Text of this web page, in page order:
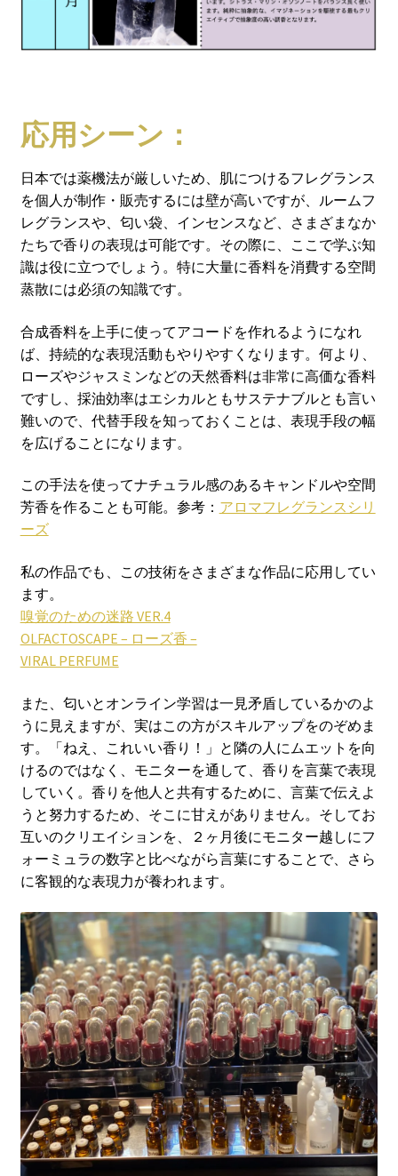
応用シーン：
日本では薬機法が厳しいため、肌につけるフレグランス
を個人が制作・販売するには壁が高いですが、ルームフ
レグランスや、匂い袋、インセンスなど、さまざまなか
たちで香りの表現は可能です。その際に、ここで学ぶ知
識は役に立つでしょう。特に大量に香料を消費する空間
蒸散には必須の知識です。
合成香料を上手に使ってアコードを作れるようになれ
ば、持続的な表現活動もやりやすくなります。何より、
ローズやジャスミンなどの天然香料は非常に高価な香料
ですし、採油効率はエシカルともサステナブルとも言い
難いので、代替手段を知っておくことは、表現手段の幅
を広げることになります。
この手法を使ってナチュラル感のあるキャンドルや空間
芳香を作ることも可能。参考： アロマフレグランスシリ
ーズ
私の作品でも、この技術をさまざまな作品に応用してい
ます。
嗅覚のための迷路 VER.4
OLFACTOSCAPE – ローズ香 –
VIRAL PERFUME
また、匂いとオンライン学習は一見矛盾しているかのよ
うに見えますが、実はこの方がスキルアップをのぞめま
す。「ねえ、これいい香り！」と隣の人にムエットを向
けるのではなく、モニターを通して、香りを言葉で表現
していく。香りを他人と共有するために、言葉で伝えよ
うと努力するため、そこに甘えがありません。そしてお
互いのクリエイションを、２ヶ月後にモニター越しにフ
ォーミュラの数字と比べながら言葉にすることで、さら
に客観的な表現力が養われます。